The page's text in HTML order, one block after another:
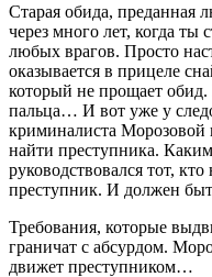
Старая обида, преданная
через много лет, когда ты
любых врагов. Просто
оказывается в прицеле
который не прощает обид.
пальца… И вот уже у
криминалиста
найти преступника.
руководствовался тот,
преступник. И должен
Требования, которые
граничат с абсурдом.
движет преступником…